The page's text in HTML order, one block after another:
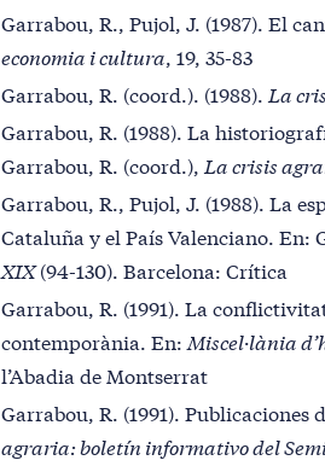
Garrabou, R., Pujol, J. (1987). El
economia i cultura , 19, 35-83
Garrabou, R. (coord.). (1988). La
Garrabou, R. (1988). La
Garrabou, R. (coord.), La crisis
Garrabou, R., Pujol, J. (1988). La
Cataluña y el País Valenciano. En:
XIX(94-130). Barcelona: Crítica
Garrabou, R. (1991). La
contemporània. En: Miscel·lània
l’Abadia de Montserrat
Garrabou, R. (1991). Publicaciones
agraria: boletín informativo del